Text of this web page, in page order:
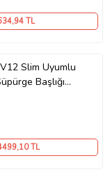
,94 TL
Slim Uyumlu
Başlığı
,10 TL